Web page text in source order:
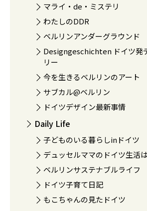
マライ・de・ミステリ
わたしのDDR
ベルリンアンダーグラウンド
Designgeschichten ドイツ発
リー
今を生きるベルリンのアート
サブカル@ベルリン
ドイツデザイン最新事情
Daily Life
子どものいる暮らしinドイツ
デュッセルママのドイツ生活
ベルリンサステナブルライフ
ドイツ子育て日記
もこちゃんの見たドイツ